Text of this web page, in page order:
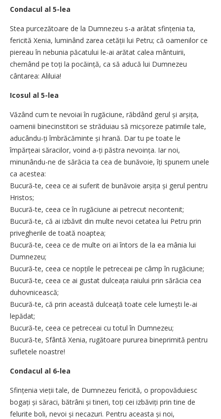
Condacul al 5-lea
Stea purcezătoare de la Dumnezeu s-a arătat sfințenia ta,
fericită Xenia, luminând zarea cetății lui Petru; că oamenilor ce
piereau în nebunia păcatului le-ai arătat calea mântuirii,
chemând pe toți la pocăință, ca să aducă lui Dumnezeu
cântarea: Aliluia!
Icosul al 5-lea
Văzând cum te nevoiai în rugăciune, răbdând gerul și arșița,
oamenii binecinstitori se străduiau să micșoreze patimile tale,
aducându-ți îmbrăcăminte și hrană. Dar tu pe toate le
împărțeai săracilor, voind a-ți păstra nevoința. Iar noi,
minunându-ne de sărăcia ta cea de bunăvoie, îți spunem unele
ca acestea:
Bucură-te, ceea ce ai suferit de bunăvoie arșița și gerul pentru
Hristos;
Bucură-te, ceea ce în rugăciune ai petrecut necontenit;
Bucură-te, că ai izbăvit din multe nevoi cetatea lui Petru prin
privegherile de toată noaptea;
Bucură-te, ceea ce de multe ori ai întors de la ea mânia lui
Dumnezeu;
Bucură-te, ceea ce nopțile le petreceai pe câmp în rugăciune;
Bucură-te, ceea ce ai gustat dulceața raiului prin sărăcia cea
duhovnicească;
Bucură-te, că prin această dulceață toate cele lumești le-ai
lepădat;
Bucură-te, ceea ce petreceai cu totul în Dumnezeu;
Bucură-te, Sfântă Xenia, rugătoare pururea bineprimită pentru
sufletele noastre!
Condacul al 6-lea
Sfințenia vieții tale, de Dumnezeu fericită, o propovăduiesc
bogați și săraci, bătrâni și tineri, toți cei izbăviți prin tine de
felurite boli, nevoi și necazuri. Pentru aceasta și noi,